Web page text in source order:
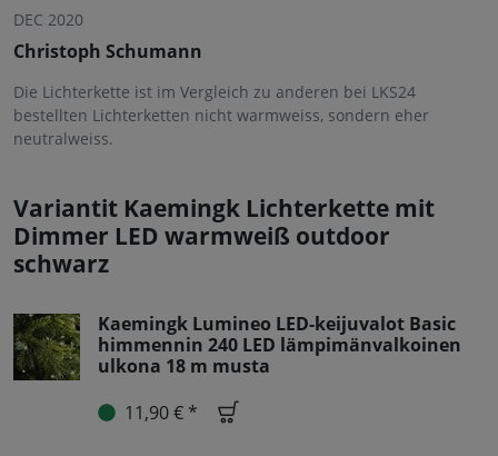
DEC 2020
Christoph Schumann
Die Lichterkette ist im Vergleich zu anderen bei LKS24
bestellten Lichterketten nicht warmweiss, sondern eher
neutralweiss.
Variantit Kaemingk Lichterkette mit
Dimmer LED warmweiß outdoor
schwarz
Kaemingk Lumineo LED-keijuvalot Basic
himmennin 240 LED lämpimänvalkoinen
ulkona 18 m musta
11,90 € *